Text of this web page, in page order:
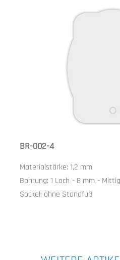
BR-002-4
Materialstärke: 1,2 mm
Bohrung: 1 Loch - 8 mm -
Sockel: ohne Standfuß